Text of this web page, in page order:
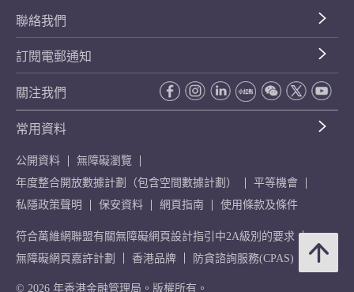
聯絡我們
訂閱電郵通知
關注我們
常用資料
公開資料
無障礙瀏覽
年度整合開放數據計劃（包含空間數據計劃）
平等機會
私隱政策聲明
保安資料 網頁指南 使用條款及條件
符合萬維網聯盟有關無障礙網頁設計指引中2A級別的要求
無障礙網頁嘉許計劃
香港品牌 防貪諮詢服務(CPAS)
© 2026 年香港金融管理局。版權所有。